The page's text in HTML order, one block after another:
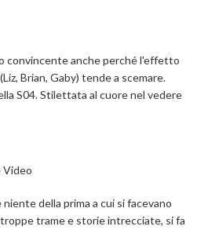
convincente anche perché l'effetto
Brian, Gaby) tende a scemare.
S04. Stilettata al cuore nel vedere
Video
della prima a cui si facevano
trame e storie intrecciate, si fa